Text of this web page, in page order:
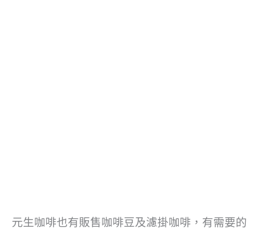
元生咖啡也有販售咖啡豆及濾掛咖啡，有需要的